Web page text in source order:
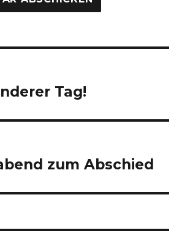
Tag!
zum Abschied